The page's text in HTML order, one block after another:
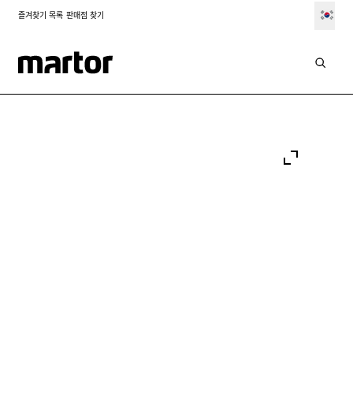
즐겨찾기 목록 판매점 찾기